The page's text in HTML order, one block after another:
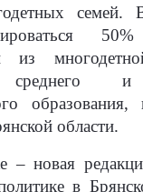
семей.
из
среднего
образования,
области.
– новая
в